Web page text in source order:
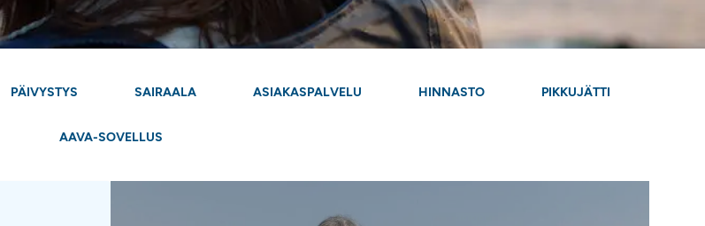
PÄIVYSTYS SAIRAALA ASIAKASPALVELU HINNASTO PIKKUJÄTTI
AAVA-SOVELLUS